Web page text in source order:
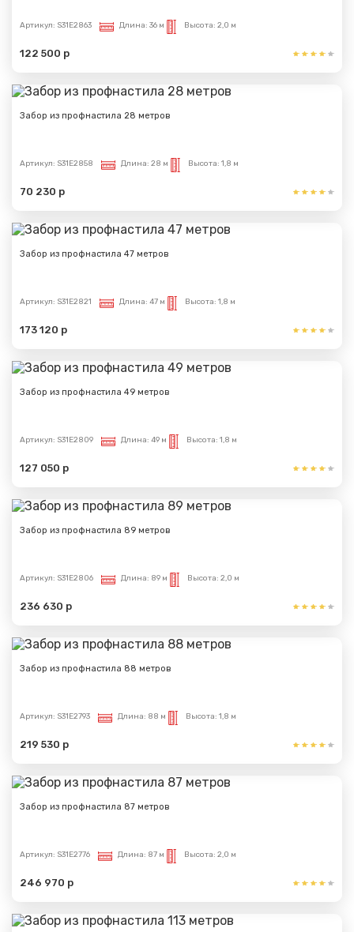
Артикул: S31E2863 Длина: 36 м Высота: 2,0 м
122 500 р
Забор из профнастила 28 метров
Артикул: S31E2858 Длина: 28 м Высота: 1,8 м
70 230 р
Забор из профнастила 47 метров
Артикул: S31E2821 Длина: 47 м Высота: 1,8 м
173 120 р
Забор из профнастила 49 метров
Артикул: S31E2809 Длина: 49 м Высота: 1,8 м
127 050 р
Забор из профнастила 89 метров
Артикул: S31E2806 Длина: 89 м Высота: 2,0 м
236 630 р
Забор из профнастила 88 метров
Артикул: S31E2793 Длина: 88 м Высота: 1,8 м
219 530 р
Забор из профнастила 87 метров
Артикул: S31E2776 Длина: 87 м Высота: 2,0 м
246 970 р
Сообщение успешно
отправлено
Вами.